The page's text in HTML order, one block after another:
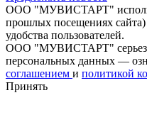
ООО "МУВИСТАРТ"
прошлых посещениях сайта)
удобства пользователей.
ООО "МУВИСТАРТ"
персональных данных —
соглашением и политикой
Принять